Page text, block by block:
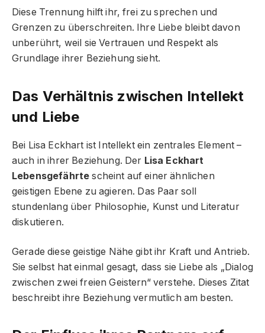
Diese Trennung hilft ihr, frei zu sprechen und
Grenzen zu überschreiten. Ihre Liebe bleibt davon
unberührt, weil sie Vertrauen und Respekt als
Grundlage ihrer Beziehung sieht.
Das Verhältnis zwischen Intellekt
und Liebe
Bei Lisa Eckhart ist Intellekt ein zentrales Element –
auch in ihrer Beziehung. Der Lisa Eckhart
Lebensgefährte scheint auf einer ähnlichen
geistigen Ebene zu agieren. Das Paar soll
stundenlang über Philosophie, Kunst und Literatur
diskutieren.
Gerade diese geistige Nähe gibt ihr Kraft und Antrieb.
Sie selbst hat einmal gesagt, dass sie Liebe als „Dialog
zwischen zwei freien Geistern“ verstehe. Dieses Zitat
beschreibt ihre Beziehung vermutlich am besten.